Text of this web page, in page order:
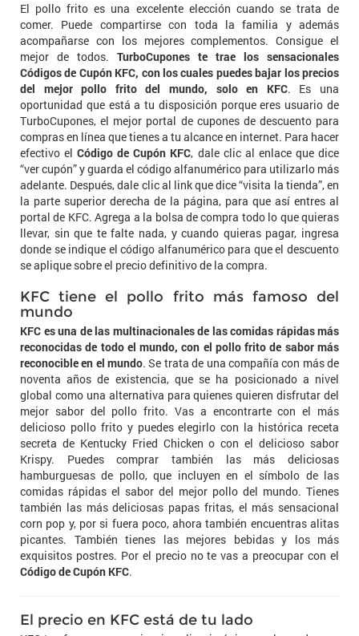
El pollo frito es una excelente elección cuando se trata de
comer. Puede compartirse con toda la familia y además
acompañarse con los mejores complementos. Consigue el
mejor de todos. TurboCupones te trae los sensacionales
Códigos de Cupón KFC, con los cuales puedes bajar los precios
del mejor pollo frito del mundo, solo en KFC. Es una
oportunidad que está a tu disposición porque eres usuario de
TurboCupones, el mejor portal de cupones de descuento para
compras en línea que tienes a tu alcance en internet. Para hacer
efectivo elCódigo de Cupón KFC, dale clic al enlace que dice
“ver cupón” y guarda el código alfanumérico para utilizarlo más
adelante. Después, dale clic al link que dice “visita la tienda”, en
la parte superior derecha de la página, para que así entres al
portal de KFC. Agrega a la bolsa de compra todo lo que quieras
llevar, sin que te falte nada, y cuando quieras pagar, ingresa
donde se indique el código alfanumérico para que el descuento
se aplique sobre el precio definitivo de la compra.
KFC tiene el pollo frito más famoso del
mundo
KFC es una de las multinacionales de las comidas rápidas más
reconocidas de todo el mundo, con el pollo frito de sabor más
reconocible en el mundo. Se trata de una compañía con más de
noventa años de existencia, que se ha posicionado a nivel
global como una alternativa para quienes quieren disfrutar del
mejor sabor del pollo frito. Vas a encontrarte con el más
delicioso pollo frito y puedes elegirlo con la histórica receta
secreta de Kentucky Fried Chicken o con el delicioso sabor
Krispy. Puedes comprar también las más deliciosas
hamburguesas de pollo, que incluyen en el símbolo de las
comidas rápidas el sabor del mejor pollo del mundo. Tienes
también las más deliciosas papas fritas, el más sensacional
corn pop y, por si fuera poco, ahora también encuentras alitas
picantes. También tienes las mejores bebidas y los más
exquisitos postres. Por el precio no te vas a preocupar con el
Código de Cupón KFC.
El precio en KFC está de tu lado